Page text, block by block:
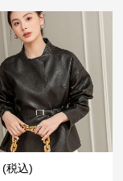
(税込)